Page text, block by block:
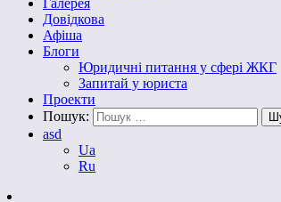
Галерея
Довідкова
Афіша
Блоги
Юридичні питання у сфері ЖКГ
Запитай у юриста
Проекти
Пошук:
asd
Ua
Ru